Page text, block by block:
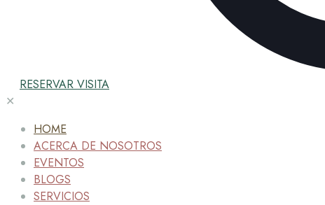
RESERVAR VISITA
✕
HOME
ACERCA DE NOSOTROS
EVENTOS
BLOGS
SERVICIOS